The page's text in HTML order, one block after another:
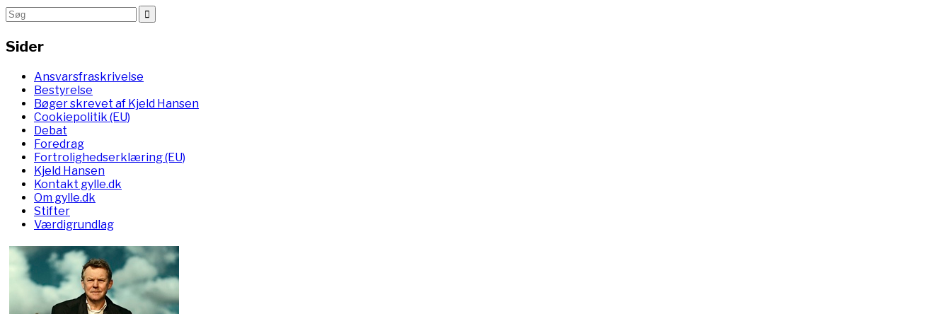
Sider
Ansvarsfraskrivelse
Bestyrelse
Bøger skrevet af Kjeld Hansen
Cookiepolitik (EU)
Debat
Foredrag
Fortrolighedserklæring (EU)
Kjeld Hansen
Kontakt gylle.dk
Om gylle.dk
Stifter
Værdigrundlag